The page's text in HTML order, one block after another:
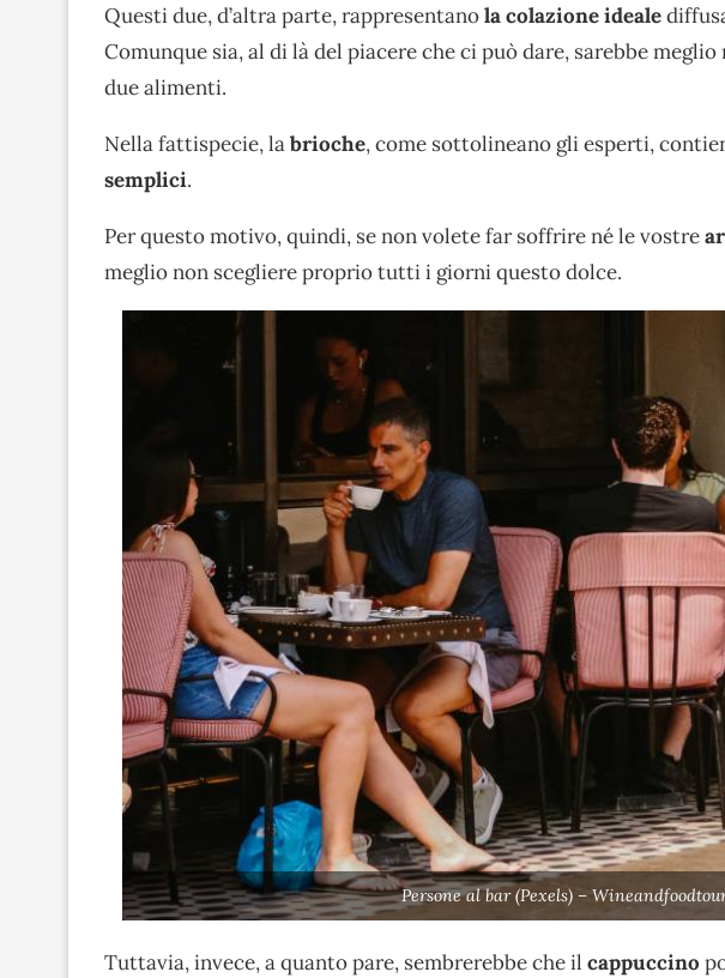
Questi due, d’altra parte, rappresentanola colazione ideale
Comunque sia, al di là del piacere che ci può dare, sarebbe
due alimenti.
Nella fattispecie, labrioche, come sottolineano gli esperti,
semplici.
Per questo motivo, quindi, se non volete far soffrire né le vostre
meglio non scegliere proprio tutti i giorni questo dolce.
Persone al bar (Pexels) –
Tuttavia, invece, a quanto pare, sembrerebbe che il cappuccino